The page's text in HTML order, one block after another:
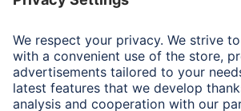
Wymiary i waga
Długość 0,15 m